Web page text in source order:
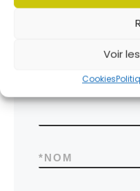
Voir
Cookies
COMMENTAIRE
NOM
*